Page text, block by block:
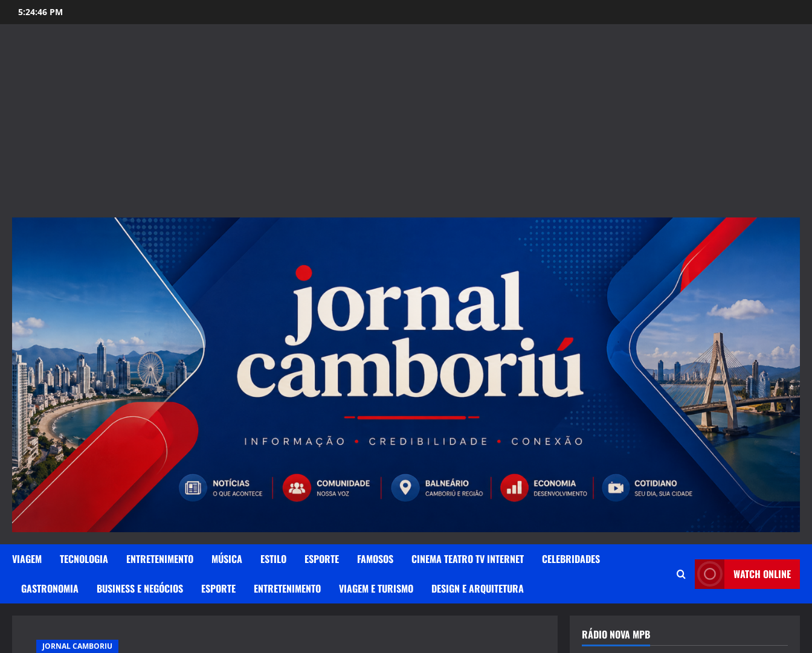
to
5:24:47 PM
VIAGEM TECNOLOGIA ENTRETENIMENTO MÚSICA ESTILO ESPORTE FAMOSOS CINEMA TEATRO TV INTERNET CELEBRIDADES
GASTRONOMIA BUSINESS E NEGÓCIOS ESPORTE ENTRETENIMENTO VIAGEM E TURISMO DESIGN E ARQUITETURA
WATCH ONLINE
JORNAL CAMBORIU
RÁDIO NOVA MPB